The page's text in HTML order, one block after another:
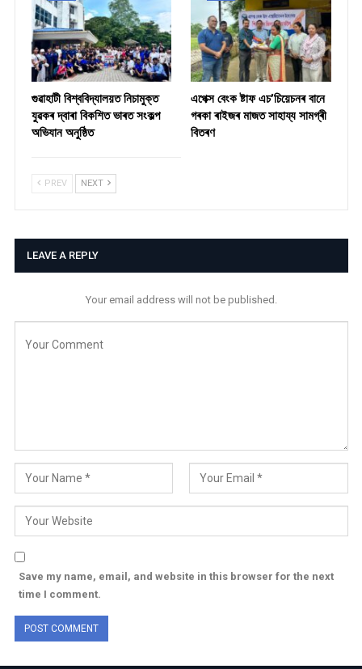
গুৱাহাটী বিশ্ববিদ্যালয়ত নিচামুক্ত
যুৱকৰ দ্বাৰা বিকশিত ভাৰত সংকল্প
অভিযান অনুষ্ঠিত
​এপেক্স বেংক ষ্টাফ এচ’চিয়েচনৰ বানে
গৰকা ৰাইজৰ মাজত সাহায্য সামগ্ৰী
বিতৰণ ​
PREV NEXT
LEAVE A REPLY
Your email address will not be published.
Save my name, email, and website in this browser for the next
time I comment.